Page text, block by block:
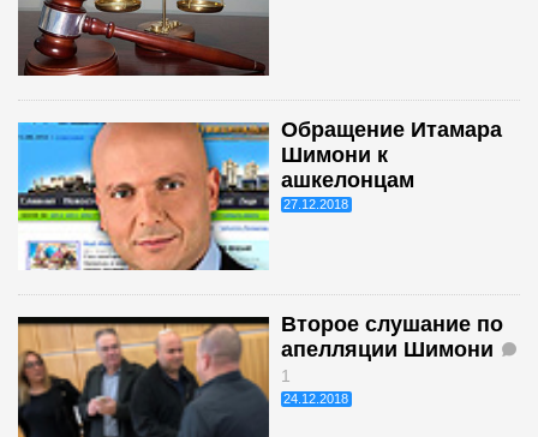
Обращение Итамара
Шимони к
ашкелонцам
27.12.2018
Второе слушание по
апелляции Шимони
1
24.12.2018